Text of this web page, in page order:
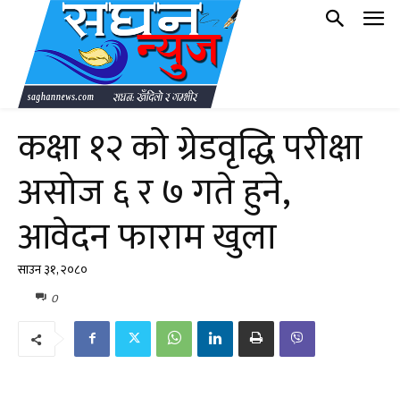
कक्षा १२ को ग्रेडवृद्धि परीक्षा
असोज ६ र ७ गते हुने,
आवेदन फाराम खुला
साउन ३१, २०८०
0